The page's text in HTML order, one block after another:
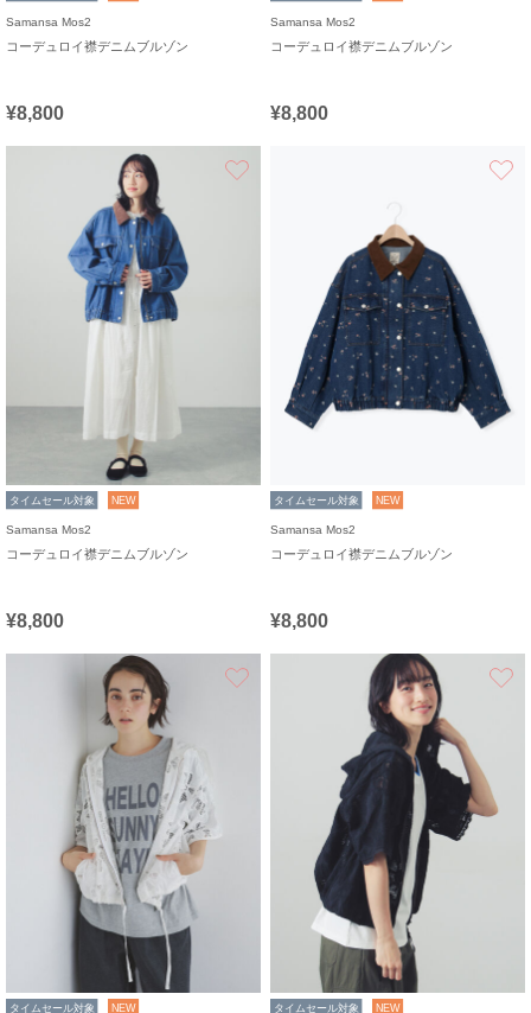
Samansa Mos2
コーデュロイ襟デニムブルゾン
¥8,800
Samansa Mos2
コーデュロイ襟デニムブルゾン
¥8,800
タイムセール対象 NEW
Samansa Mos2
コーデュロイ襟デニムブルゾン
¥8,800
タイムセール対象 NEW
Samansa Mos2
コーデュロイ襟デニムブルゾン
¥8,800
タイムセール対象 NEW タイムセール対象 NEW